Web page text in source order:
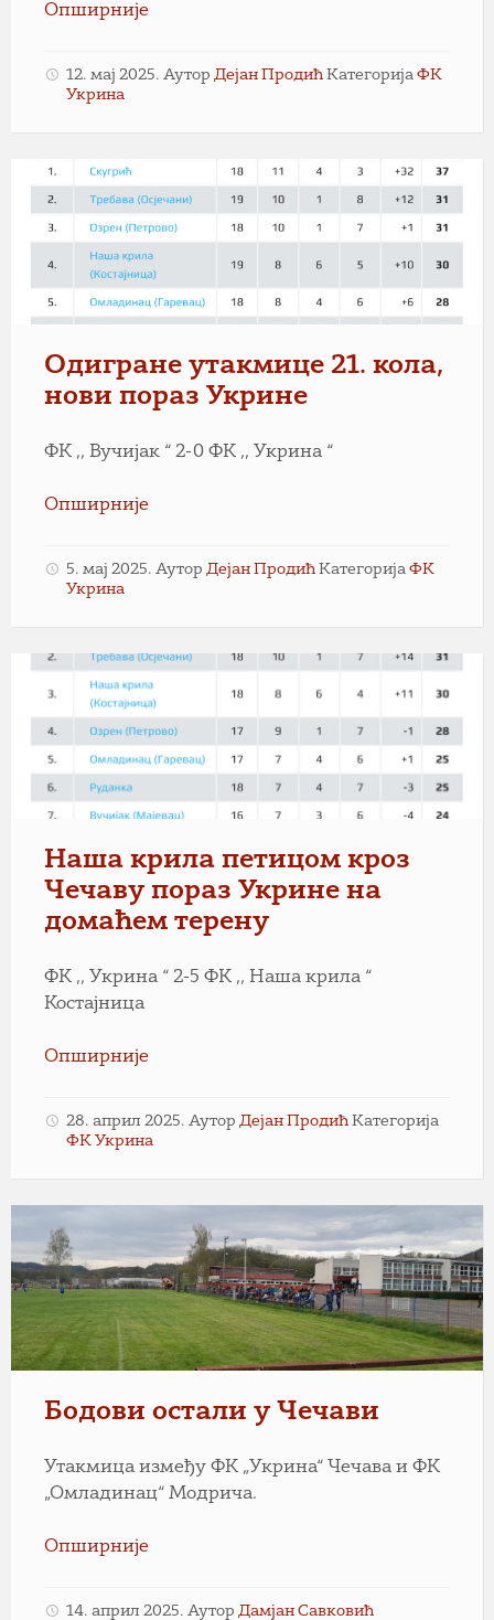
Опширније
12. мај 2025. Аутор Дејан Продић Категорија ФК
Укрина
Одигране утакмице 21. кола,
нови пораз Укрине
ФК ,, Вучијак “ 2-0 ФК ,, Укрина “
Опширније
5. мај 2025. Аутор Дејан Продић Категорија ФК
Укрина
Наша крила петицом кроз
Чечаву пораз Укрине на
домаћем терену
ФК ,, Укрина “ 2-5 ФК ,, Наша крила “
Костајница
Опширније
28. април 2025. Аутор Дејан Продић Категорија
ФК Укрина
Бодови остали у Чечави
Утакмица између ФК „Укрина“ Чечава и ФК
„Омладинац“ Модрича.
Опширније
14. април 2025. Аутор Дамјан Савковић